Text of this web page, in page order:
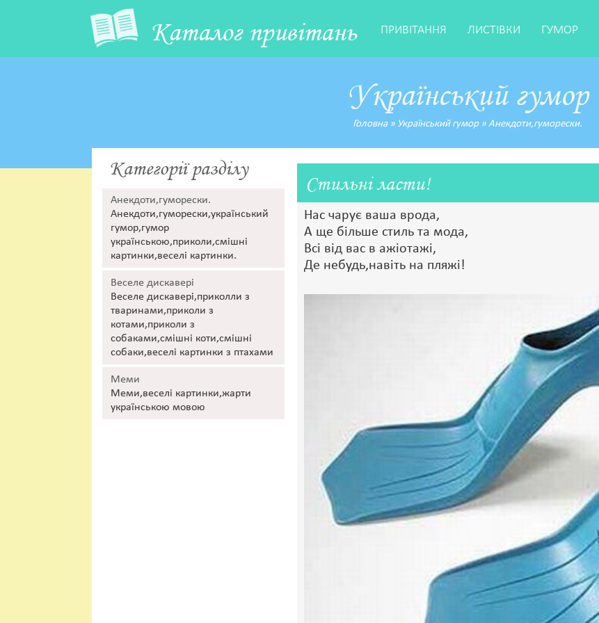
Каталог привітань ПРИВІТАННЯ ЛИСТІВКИ ГУМОР
Український гумор
Головна» Український гумор» Анекдоти,гуморески.
Категорії разділу
Анекдоти,гуморески.
Анекдоти,гуморески,український
гумор,гумор
українською,приколи,смішні
картинки,веселі картинки.
Веселе дискавері
Веселе дискавері,приколли з
тваринами,приколи з
котами,приколи з
собаками,смішні коти,смішні
собаки,веселі картинки з птахами
Меми
Меми,веселі картинки,жарти
українською мовою
Стильні ласти!
Нас чарує ваша врода,
А ще більше стиль та мода,
Всі від вас в ажіотажі,
Де небудь,навіть на пляжі!